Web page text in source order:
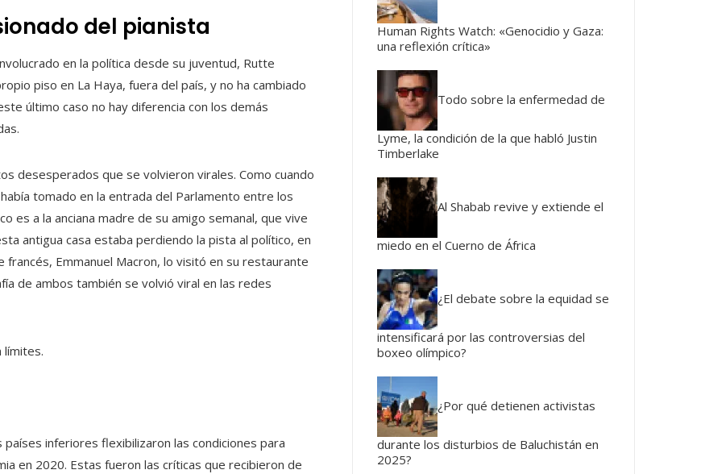
del pianista
en la política desde su juventud, Rutte
piso en La Haya, fuera del país, y no ha cambiado
último caso no hay diferencia con los demás
desesperados que se volvieron virales. Como cuando
tomado en la entrada del Parlamento entre los
es a la anciana madre de su amigo semanal, que vive
antigua casa estaba perdiendo la pista al político, en
Emmanuel Macron, lo visitó en su restaurante
de ambos también se volvió viral en las redes
límites.
inferiores flexibilizaron las condiciones para
en 2020. Estas fueron las críticas que recibieron de
Human Rights Watch: «Genocidio y Gaza:
una reflexión crítica»
Todo sobre la enfermedad de
Lyme, la condición de la que habló Justin
Timberlake
Al Shabab revive y extiende el
miedo en el Cuerno de África
¿El debate sobre la equidad se
intensificará por las controversias del
boxeo olímpico?
¿Por qué detienen activistas
durante los disturbios de Baluchistán en
2025?